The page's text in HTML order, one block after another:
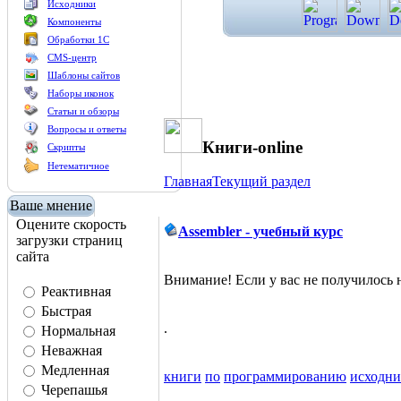
Исходники
Компоненты
Обработки 1С
CMS-центр
Шаблоны сайтов
Наборы иконок
Статьи и обзоры
Вопросы и ответы
Скрипты
Нетематичное
Ваше мнение
Оцените скорость
загрузки страниц
сайта
Реактивная
Быстрая
Нормальная
Неважная
Медленная
Черепашья
Книги-online
ГлавнаяТекущий раздел
Assembler - учебный курс
Внимание! Если у вас не
.
книги по программированию